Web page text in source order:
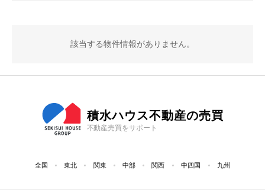
該当する物件情報がありません。
積水ハウス不動産の売買
不動産売買をサポート
全国 東北 関東 中部 関西 中四国 九州